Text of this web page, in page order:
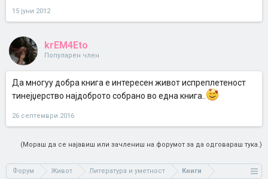
15 јуни 2012
krEM4Eto
Популарен член
Да многуу добра книга е интересен живот испреплетеност
тинејџерство најдоброто собрано во една книга..
26 септември 2016
(Мораш да се најавиш или зачлениш на форумот за да одговараш тука.)
Форум Живот Литература и уметност Книги